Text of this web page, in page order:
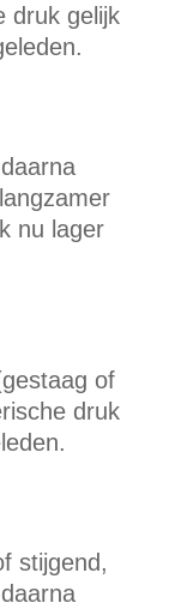
druk gelijk
nu lager
of
druk
stijgend,